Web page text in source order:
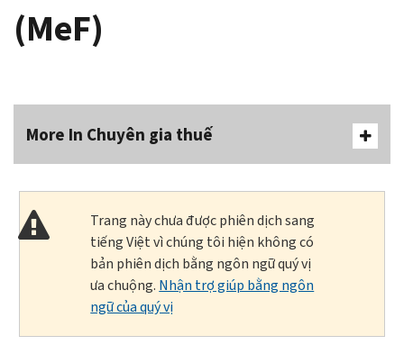
(MeF)
More In Chuyên gia thuế
Trang này chưa được phiên dịch sang
tiếng Việt vì chúng tôi hiện không có
bản phiên dịch bằng ngôn ngữ quý vị
ưa chuộng. Nhận trợ giúp bằng ngôn
ngữ của quý vị